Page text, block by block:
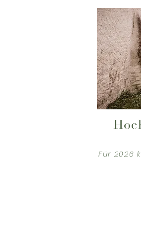
Für 2026